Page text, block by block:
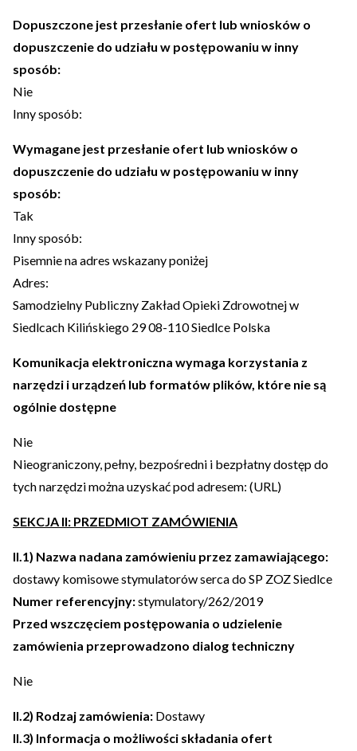
Dopuszczone jest przesłanie ofert lub wniosków o
dopuszczenie do udziału w postępowaniu w inny
sposób:
Nie
Inny sposób:
Wymagane jest przesłanie ofert lub wniosków o
dopuszczenie do udziału w postępowaniu w inny
sposób:
Tak
Inny sposób:
Pisemnie na adres wskazany poniżej
Adres:
Samodzielny Publiczny Zakład Opieki Zdrowotnej w
Siedlcach Kilińskiego 29 08-110 Siedlce Polska
Komunikacja elektroniczna wymaga korzystania z
narzędzi i urządzeń lub formatów plików, które nie są
ogólnie dostępne
Nie
Nieograniczony, pełny, bezpośredni i bezpłatny dostęp do
tych narzędzi można uzyskać pod adresem: (URL)
SEKCJA II: PRZEDMIOT ZAMÓWIENIA
II.1) Nazwa nadana zamówieniu przez zamawiającego:
dostawy komisowe stymulatorów serca do SP ZOZ Siedlce
Numer referencyjny:stymulatory/262/2019
Przed wszczęciem postępowania o udzielenie
zamówienia przeprowadzono dialog techniczny
Nie
II.2) Rodzaj zamówienia: Dostawy
II.3) Informacja o możliwości składania ofert